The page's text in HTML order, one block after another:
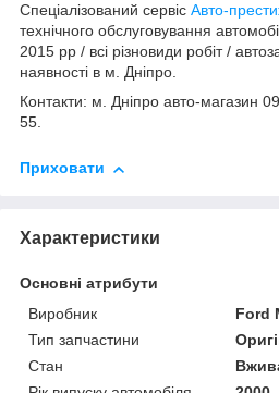
Спеціалізований сервіс Авто-
технічного обслуговування
2015 рр / всі різновиди робіт /
наявності в м. Дніпро.
Контакти: м. Дніпро авто-магазин
55.
Приховати
Характеристики
Основні атрибути
Виробник
Ford
Тип запчастини
Стан